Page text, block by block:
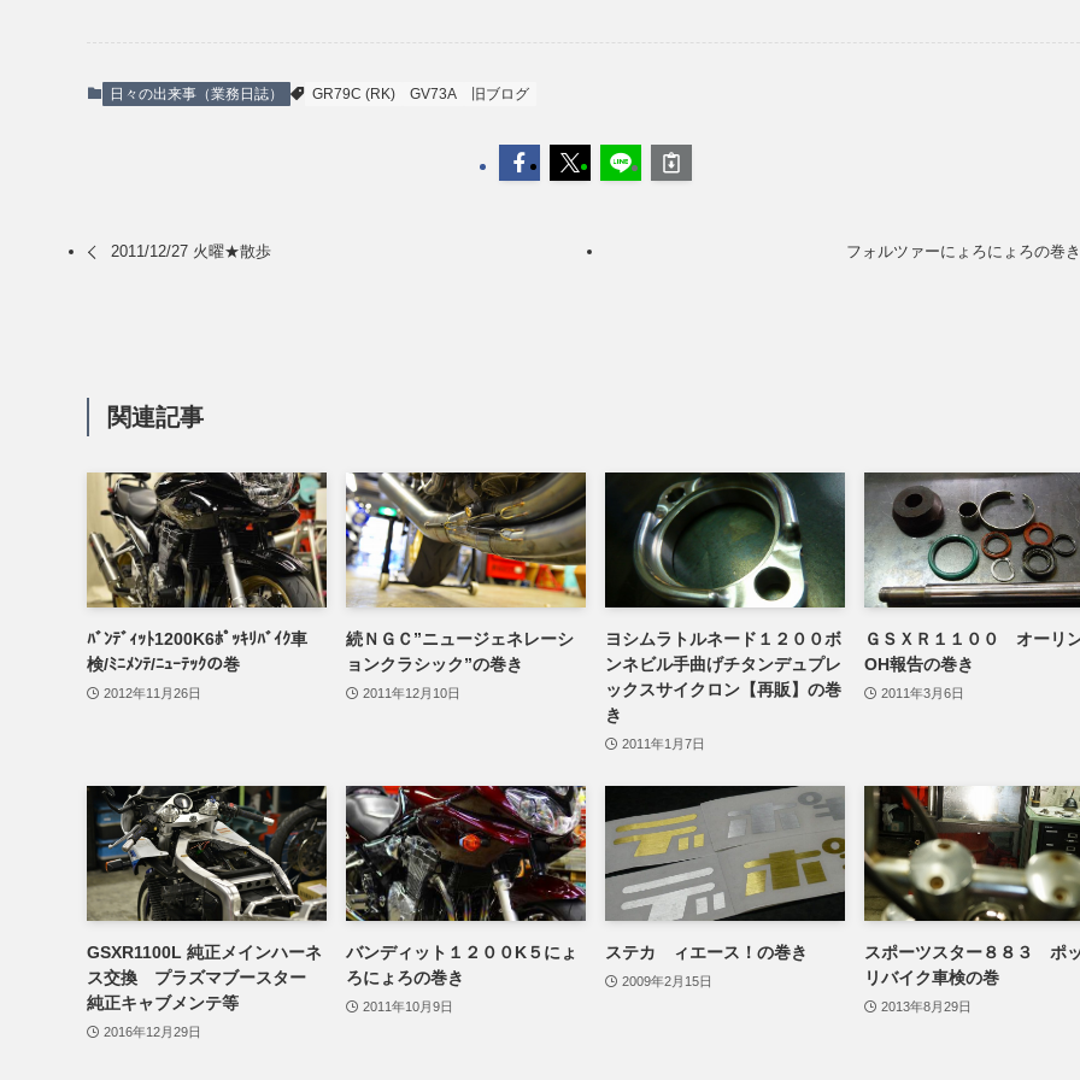
日々の出来事（業務日誌） GR79C (RK) GV73A 旧ブログ
2011/12/27 火曜★散歩 フォルツァーにょろにょろの巻き
関連記事
ﾊﾞﾝﾃﾞｨｯﾄ1200K6ﾎﾟｯｷﾘﾊﾞｲｸ車
検/ﾐﾆﾒﾝﾃ/ﾆｭｰﾃｯｸの巻
2012年11月26日
続ＮＧＣ”ニュージェネレーシ
ョンクラシック”の巻き
2011年12月10日
ヨシムラトルネード１２００ボ
ンネビル手曲げチタンデュプレ
ックスサイクロン【再販】の巻
き
2011年1月7日
ＧＳＸＲ１１００ オーリ
OH報告の巻き
2011年3月6日
GSXR1100L 純正メインハーネ
ス交換 プラズマブースター
純正キャブメンテ等
2016年12月29日
バンディット１２００K５にょ
ろにょろの巻き
2011年10月9日
ステカ ィエース！の巻き
2009年2月15日
スポーツスター８８３ ポ
リバイク車検の巻
2013年8月29日